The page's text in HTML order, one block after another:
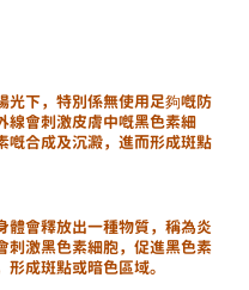
光下，特別係無使用足夠嘅防
線會刺激皮膚中嘅黑色素細
嘅合成及沉澱，進而形成斑點
體會釋放出一種物質，稱為炎
刺激黑色素細胞，促進黑色素
成斑點或暗色區域。